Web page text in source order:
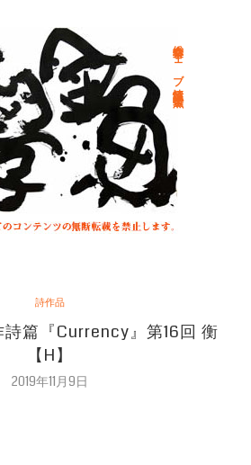
総合文学ウェブ情報誌 文学金魚
詩作品
篇『Currency』第16回 衡
【H】
2019年11月9日